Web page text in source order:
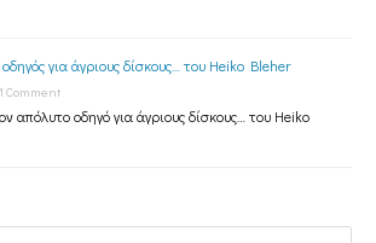
για άγριους δίσκους… του Heiko Bleher
1 Comment
απόλυτο οδηγό για άγριους δίσκους… του Heiko